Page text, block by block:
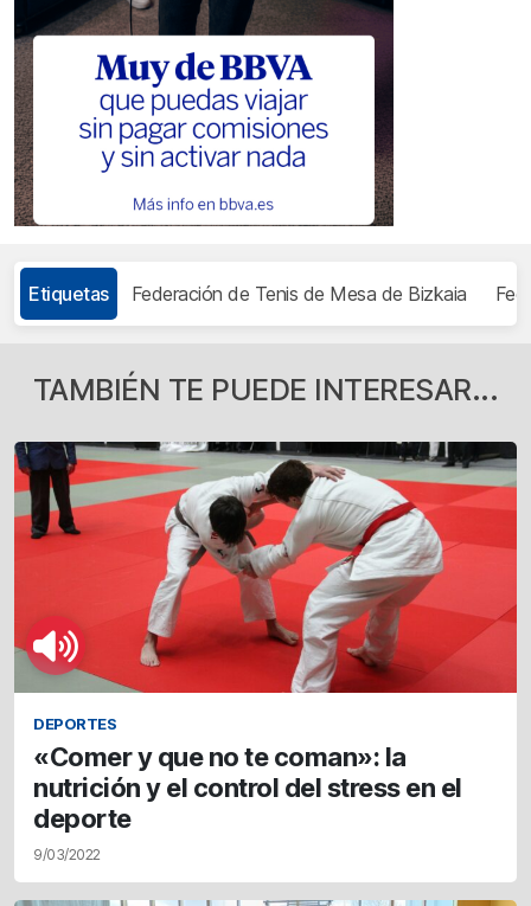
Etiquetas Federación de Tenis de Mesa de Bizkaia
TAMBIÉN TE PUEDE INTERESAR...
DEPORTES
«Comer y que no te coman»: la
nutrición y el control del stress en el
deporte
9/03/2022